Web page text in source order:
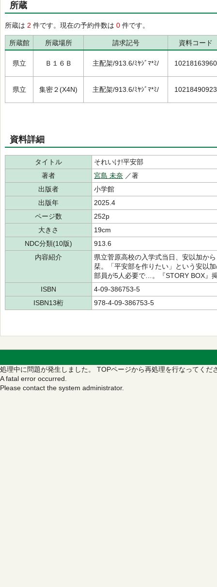
所蔵
所蔵は 2 件です。現在の予約件数は 0 件です。
所蔵館 所蔵場所 請求記号 資料コード
県立 Ｂ１６Ｂ 主配架/913.6/ﾐﾔｼﾞﾏ*ﾐ/ 10218163960
県立 集密２(X4N) 主配架/913.6/ﾐﾔｼﾞﾏ*ﾐ/ 10218490923
資料詳細
タイトル
それいけ!平安部
著者
宮島 未奈 ／著
出版者
小学館
出版年
2025.4
ページ数
252p
大きさ
19cm
NDC分類(10版)
913.6
内容紹介
県立菅原高校の入学式当日、安以加か
栞。「平安部を作りたい」という安以
部員が5人必要で…。『STORY BOX』
ISBN
4-09-386753-5
ISBN13桁
978-4-09-386753-5
処理中に問題が発生しました。 TOPページから再処理を行なってくだ
A fatal error occurred.
Please contact the system administrator.